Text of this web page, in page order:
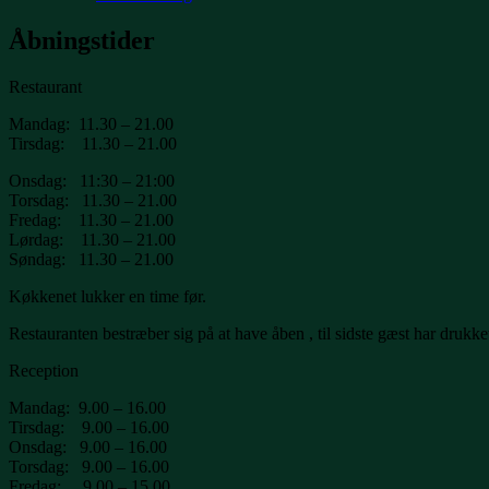
Åbningstider
Restaurant
Mandag: 11.30 – 21.00
Tirsdag: 11.30 – 21.00
Onsdag: 11:30 – 21:00
Torsdag: 11.30 – 21.00
Fredag: 11.30 – 21.00
Lørdag: 11.30 – 21.00
Søndag: 11.30 – 21.00
Køkkenet lukker en time før.
Restauranten bestræber sig på at have åben , til sidste gæst har
Reception
Mandag: 9.00 – 16.00
Tirsdag: 9.00 – 16.00
Onsdag: 9.00 – 16.00
Torsdag: 9.00 – 16.00